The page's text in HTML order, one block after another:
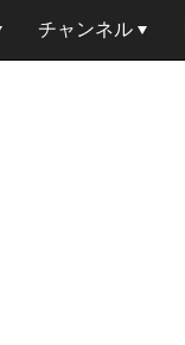
チャンネル